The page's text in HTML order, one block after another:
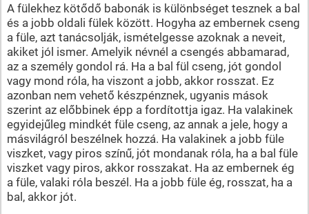
A fülekhez kötődő babonák is különbséget tesznek a bal
és a jobb oldali fülek között. Hogyha az embernek cseng
a füle, azt tanácsolják, ismételgesse azoknak a neveit,
akiket jól ismer. Amelyik névnél a csengés abbamarad,
az a személy gondol rá. Ha a bal fül cseng, jót gondol
vagy mond róla, ha viszont a jobb, akkor rosszat. Ez
azonban nem vehető készpénznek, ugyanis mások
szerint az előbbinek épp a fordítottja igaz. Ha valakinek
egyidejűleg mindkét füle cseng, az annak a jele, hogy a
másvilágról beszélnek hozzá. Ha valakinek a jobb füle
viszket, vagy piros színű, jót mondanak róla, ha a bal füle
viszket vagy piros, akkor rosszakat. Ha az embernek ég
a füle, valaki róla beszél. Ha a jobb füle ég, rosszat, ha a
bal, akkor jót.